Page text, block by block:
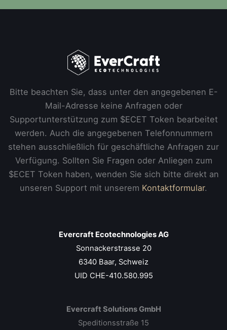
Bitte beachten Sie, dass unter den angegebenen E-
Mail-Adresse keine Anfragen oder
Supportunterstützung zum $ECET Token bearbeitet
werden. Auch die angegebenen Telefonnummern
stehen ausschließlich für geschäftliche Anfragen zur
Verfügung. Sollten Sie Fragen oder Anliegen zum
$ECET Token haben, wenden Sie sich bitte direkt an
unseren Support mit unserem Kontaktformular.
Evercraft Ecotechnologies AG
Sonnackerstrasse 20
6340 Baar, Schweiz
UID CHE-410.580.995
Evercraft Solutions GmbH
Speditionsstraße 15